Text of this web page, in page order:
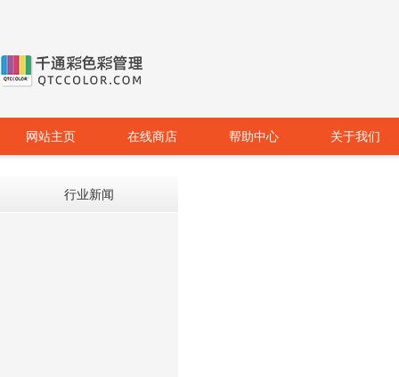
网站主页 在线商店 帮助中心 关于我们
行业新闻